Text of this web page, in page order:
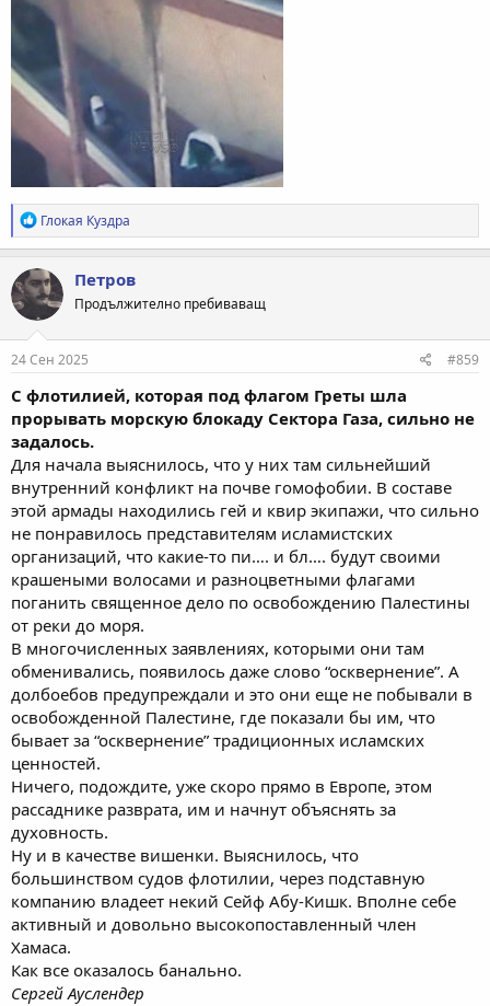
Р
е
а
к
ц
и
и
:
Глокая Куздра
Петров
Продължително пребиваващ
24 Сен 2025 #859
С флотилией, которая под флагом Греты шла
прорывать морскую блокаду Сектора Газа, сильно не
задалось.
Для начала выяснилось, что у них там сильнейший
внутренний конфликт на почве гомофобии. В составе
этой армады находились гей и квир экипажи, что сильно
не понравилось представителям исламистских
организаций, что какие-то пи…. и бл…. будут своими
крашеными волосами и разноцветными флагами
поганить священное дело по освобождению Палестины
от реки до моря.
В многочисленных заявлениях, которыми они там
обменивались, появилось даже слово “осквернение”. А
долбоебов предупреждали и это они еще не побывали в
освобожденной Палестине, где показали бы им, что
бывает за “осквернение” традиционных исламских
ценностей.
Ничего, подождите, уже скоро прямо в Европе, этом
рассаднике разврата, им и начнут объяснять за
духовность.
Ну и в качестве вишенки. Выяснилось, что
большинством судов флотилии, через подставную
компанию владеет некий Сейф Абу-Кишк. Вполне себе
активный и довольно высокопоставленный член
Хамаса.
Как все оказалось банально.
Сергей Ауслендер